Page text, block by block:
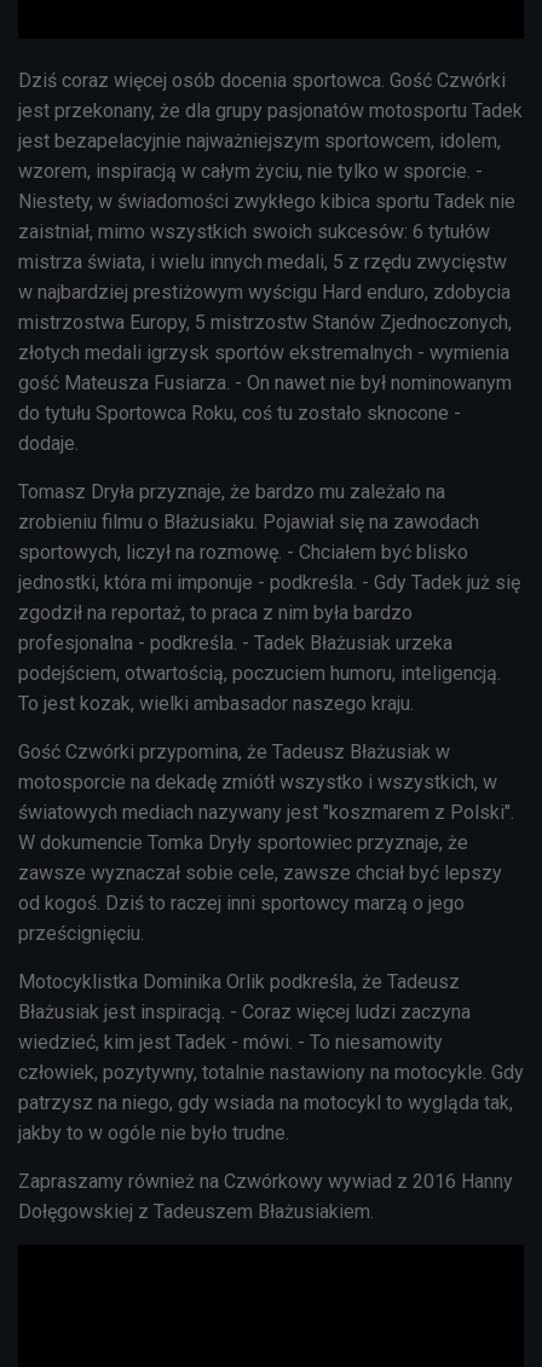
Dziś coraz więcej osób docenia sportowca. Gość Czwórki
jest przekonany, że dla grupy pasjonatów motosportu Tadek
jest bezapelacyjnie najważniejszym sportowcem, idolem,
wzorem, inspiracją w całym życiu, nie tylko w sporcie. -
Niestety, w świadomości zwykłego kibica sportu Tadek nie
zaistniał, mimo wszystkich swoich sukcesów: 6 tytułów
mistrza świata, i wielu innych medali, 5 z rzędu zwycięstw
w najbardziej prestiżowym wyścigu Hard enduro, zdobycia
mistrzostwa Europy, 5 mistrzostw Stanów Zjednoczonych,
złotych medali igrzysk sportów ekstremalnych - wymienia
gość Mateusza Fusiarza. - On nawet nie był nominowanym
do tytułu Sportowca Roku, coś tu zostało sknocone -
dodaje.
Tomasz Dryła przyznaje, że bardzo mu zależało na
zrobieniu filmu o Błażusiaku. Pojawiał się na zawodach
sportowych, liczył na rozmowę. - Chciałem być blisko
jednostki, która mi imponuje - podkreśla. - Gdy Tadek już się
zgodził na reportaż, to praca z nim była bardzo
profesjonalna - podkreśla. - Tadek Błażusiak urzeka
podejściem, otwartością, poczuciem humoru, inteligencją.
To jest kozak, wielki ambasador naszego kraju.
Gość Czwórki przypomina, że Tadeusz Błażusiak w
motosporcie na dekadę zmiótł wszystko i wszystkich, w
światowych mediach nazywany jest "koszmarem z Polski".
W dokumencie Tomka Dryły sportowiec przyznaje, że
zawsze wyznaczał sobie cele, zawsze chciał być lepszy
od kogoś. Dziś to raczej inni sportowcy marzą o jego
prześcignięciu.
Motocyklistka Dominika Orlik podkreśla, że Tadeusz
Błażusiak jest inspiracją. - Coraz więcej ludzi zaczyna
wiedzieć, kim jest Tadek - mówi. - To niesamowity
człowiek, pozytywny, totalnie nastawiony na motocykle. Gdy
patrzysz na niego, gdy wsiada na motocykl to wygląda tak,
jakby to w ogóle nie było trudne.
Zapraszamy również na Czwórkowy wywiad z 2016 Hanny
Dołęgowskiej z Tadeuszem Błażusiakiem.